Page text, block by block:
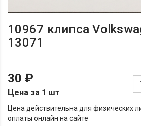
10967 клипса
13071
30 ₽
Цена за 1 шт
Цена действительна для физических
оплаты онлайн на сайте